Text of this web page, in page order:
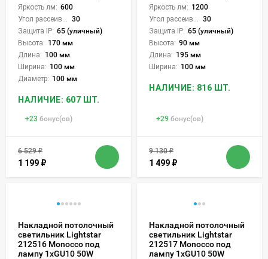
Яркость лм: 600
30
Защита IP: 65 (уличный)
Высота: 170 мм
Длина: 100 мм
Ширина: 100 мм
Диаметр: 100 мм
НАЛИЧИЕ: 607 ШТ.
+23 бонус(ов)
6 529₽
1 199 ₽
Яркость лм: 1200
30
Защита IP: 65 (уличный)
Высота: 90 мм
Длина: 195 мм
Ширина: 100 мм
НАЛИЧИЕ: 816 ШТ.
+29 бонус(ов)
9 130₽
1 499 ₽
Накладной потолочный
светильник Lightstar
212516 Monocco под
лампу 1xGU10 50W
Накладной потолочный
светильник Lightstar
212517 Monocco под
лампу 1xGU10 50W